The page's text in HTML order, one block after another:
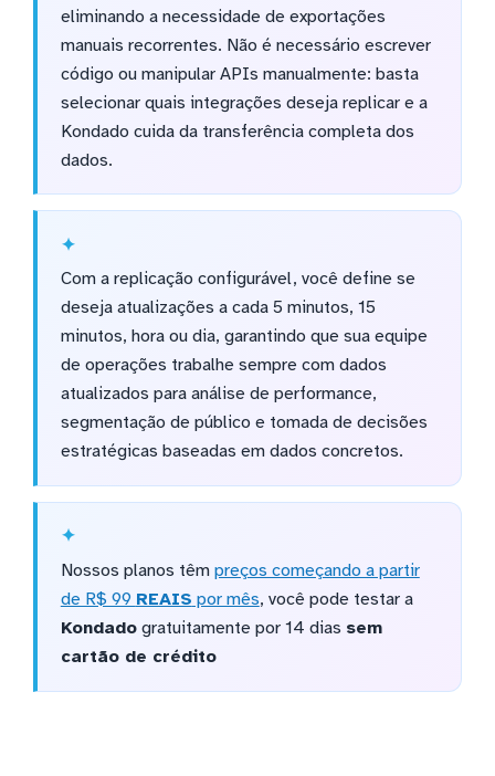
eliminando a necessidade de exportações
manuais recorrentes. Não é necessário escrever
código ou manipular APIs manualmente: basta
selecionar quais integrações deseja replicar e a
Kondado cuida da transferência completa dos
dados.
Com a replicação configurável, você define se
deseja atualizações a cada 5 minutos, 15
minutos, hora ou dia, garantindo que sua equipe
de operações trabalhe sempre com dados
atualizados para análise de performance,
segmentação de público e tomada de decisões
estratégicas baseadas em dados concretos.
Nossos planos têm preços começando a partir
de R$ 99 REAIS por mês, você pode testar a
Kondadogratuitamente por 14 dias sem
cartão de crédito